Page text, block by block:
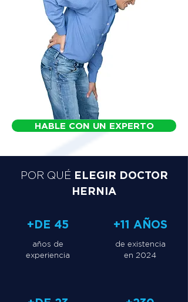
HABLE CON UN EXPERTO
POR QUÉ ELEGIR DOCTOR
HERNIA
+DE 45
años de
experiencia
+11 AÑOS
de existencia
en 2024